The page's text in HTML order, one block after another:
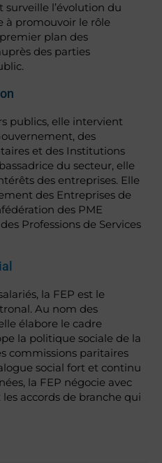
l’évolution du
à promouvoir le rôle
plan des
des parties
publics, elle intervient
des
et des Institutions
du secteur, elle
des entreprises. Elle
des Entreprises de
des PME
Professions de Services
la FEP est le
Au nom des
élabore le cadre
la politique sociale de la
commissions paritaires
social fort et continu
la FEP négocie avec
accords de branche qui